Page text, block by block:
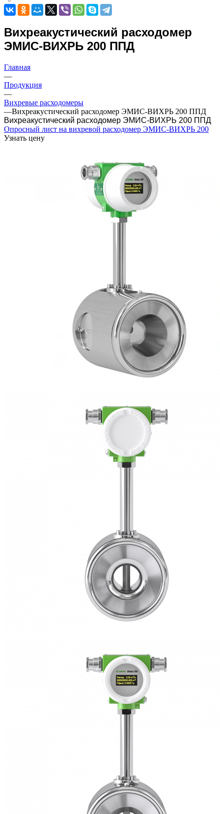
Вихреакустический расходомер
ЭМИС-ВИХРЬ 200 ППД
Главная
—
Продукция
—
Вихревые расходомеры
—Вихреакустический расходомер ЭМИС-ВИХРЬ 200 ППД
Вихреакустический расходомер ЭМИС-ВИХРЬ 200 ППД
Опросный лист на вихревой расходомер ЭМИС-ВИХРЬ 200
Узнать цену